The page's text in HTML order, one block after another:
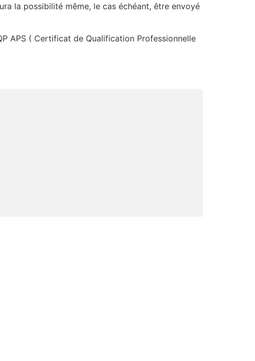
la possibilité même, le cas échéant, être envoyé
APS ( Certificat de Qualification Professionnelle